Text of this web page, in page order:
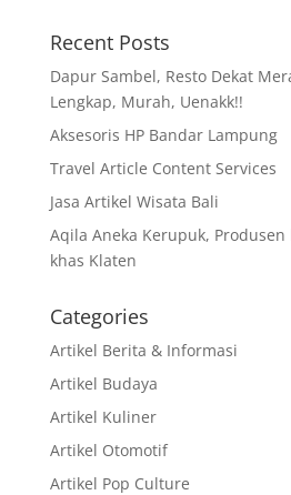
Recent Posts
Dapur Sambel, Resto Dekat
Lengkap, Murah, Uenakk!!
Aksesoris HP Bandar Lampung
Travel Article Content Services
Jasa Artikel Wisata Bali
Aqila Aneka Kerupuk,
khas Klaten
Categories
Artikel Berita & Informasi
Artikel Budaya
Artikel Kuliner
Artikel Otomotif
Artikel Pop Culture